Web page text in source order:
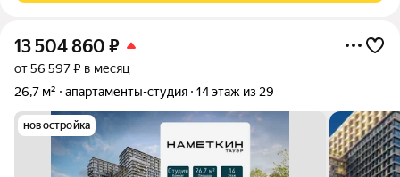
13 504 860 ₽
от 56 597 ₽ в месяц
26,7 м²
апартаменты-студия 14 этаж из 29
новостройка